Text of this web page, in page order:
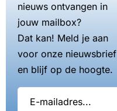
nieuws ontvangen in
jouw mailbox?
Dat kan! Meld je aan
voor onze nieuwsbrief
en blijf op de hoogte.